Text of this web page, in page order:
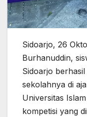
Sidoarjo, 26
Burhanuddin,
Sidoarjo
sekolahnya di
Universitas
kompetisi yang